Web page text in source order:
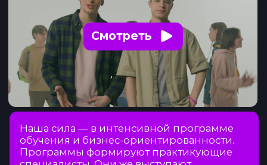
Наша сила — в интенсивной программе
обучения и бизнес-ориентированности.
Программы формируют практикующие
специалисты. Они же выступают
наставниками в диджитал-инкубаторах,
где студенты создают ИТ-продукты на
заказ.
Таким образом, они начинают карьеру не
в 22 года, как после вуза, а в 16-18 лет! Но
становятся частью большого комьюнити
специалистов и попадают в кадровый
резерв колледжа. Всё для успешного
старта в ИТ!